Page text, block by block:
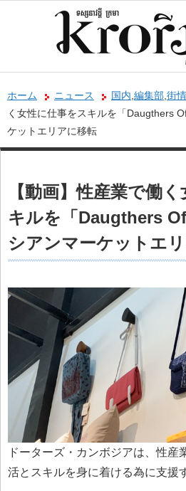
ホーム ニュース 国内 編集部 街
く女性に仕事をスキルを「Daugthers
ケットエリアに移転
【動画】性産業で働
キルを「Daugthers
シアンマーケットエ
ドーターズ・カンボジアは、性産
活とスキルを身に着ける為に支援